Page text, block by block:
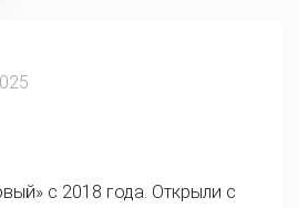
с 2018 года. Открыли с